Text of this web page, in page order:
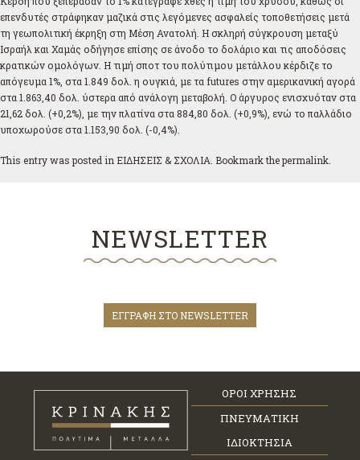
επενδυτές στράφηκαν μαζικά στις λεγόμενες ασφαλείς τοποθετήσεις μετά
τη γεωπολιτική έκρηξη στη Μέση Ανατολή. Η σκληρή σύγκρουση μεταξύ
Ισραήλ και Χαμάς οδήγησε επίσης σε άνοδο το δολάριο και τις αποδόσεις
κρατικών ομολόγων. Η τιμή σποτ του πολύτιμου μετάλλου κέρδιζε το
απόγευμα 1%, στα 1.849 δολ. η ουγκιά, με τα futures στην αμερικανική αγορά
στα 1.863,40 δολ. ύστερα από ανάλογη μεταβολή. Ο άργυρος ενισχυόταν στα
21,62 δολ. (+0,2%), με την πλατίνα στα 884,80 δολ. (+0,9%), ενώ το παλλάδιο
υποχωρούσε στα 1.153,90 δολ. (-0,4%).
This entry was posted in ΕΙΔΗΣΕΙΣ & ΣΧΟΛΙΑ . Bookmark thepermalink
NEWSLETTER
ΕΓΓΡΑΦΗ ΣΤΟ NEWSLETTER
ΟΡΟΙ ΧΡΗΣΗΣ
ΠΝΕΥΜΑΤΙΚΗ
ΙΔΙΟΚΤΗΣΙΑ